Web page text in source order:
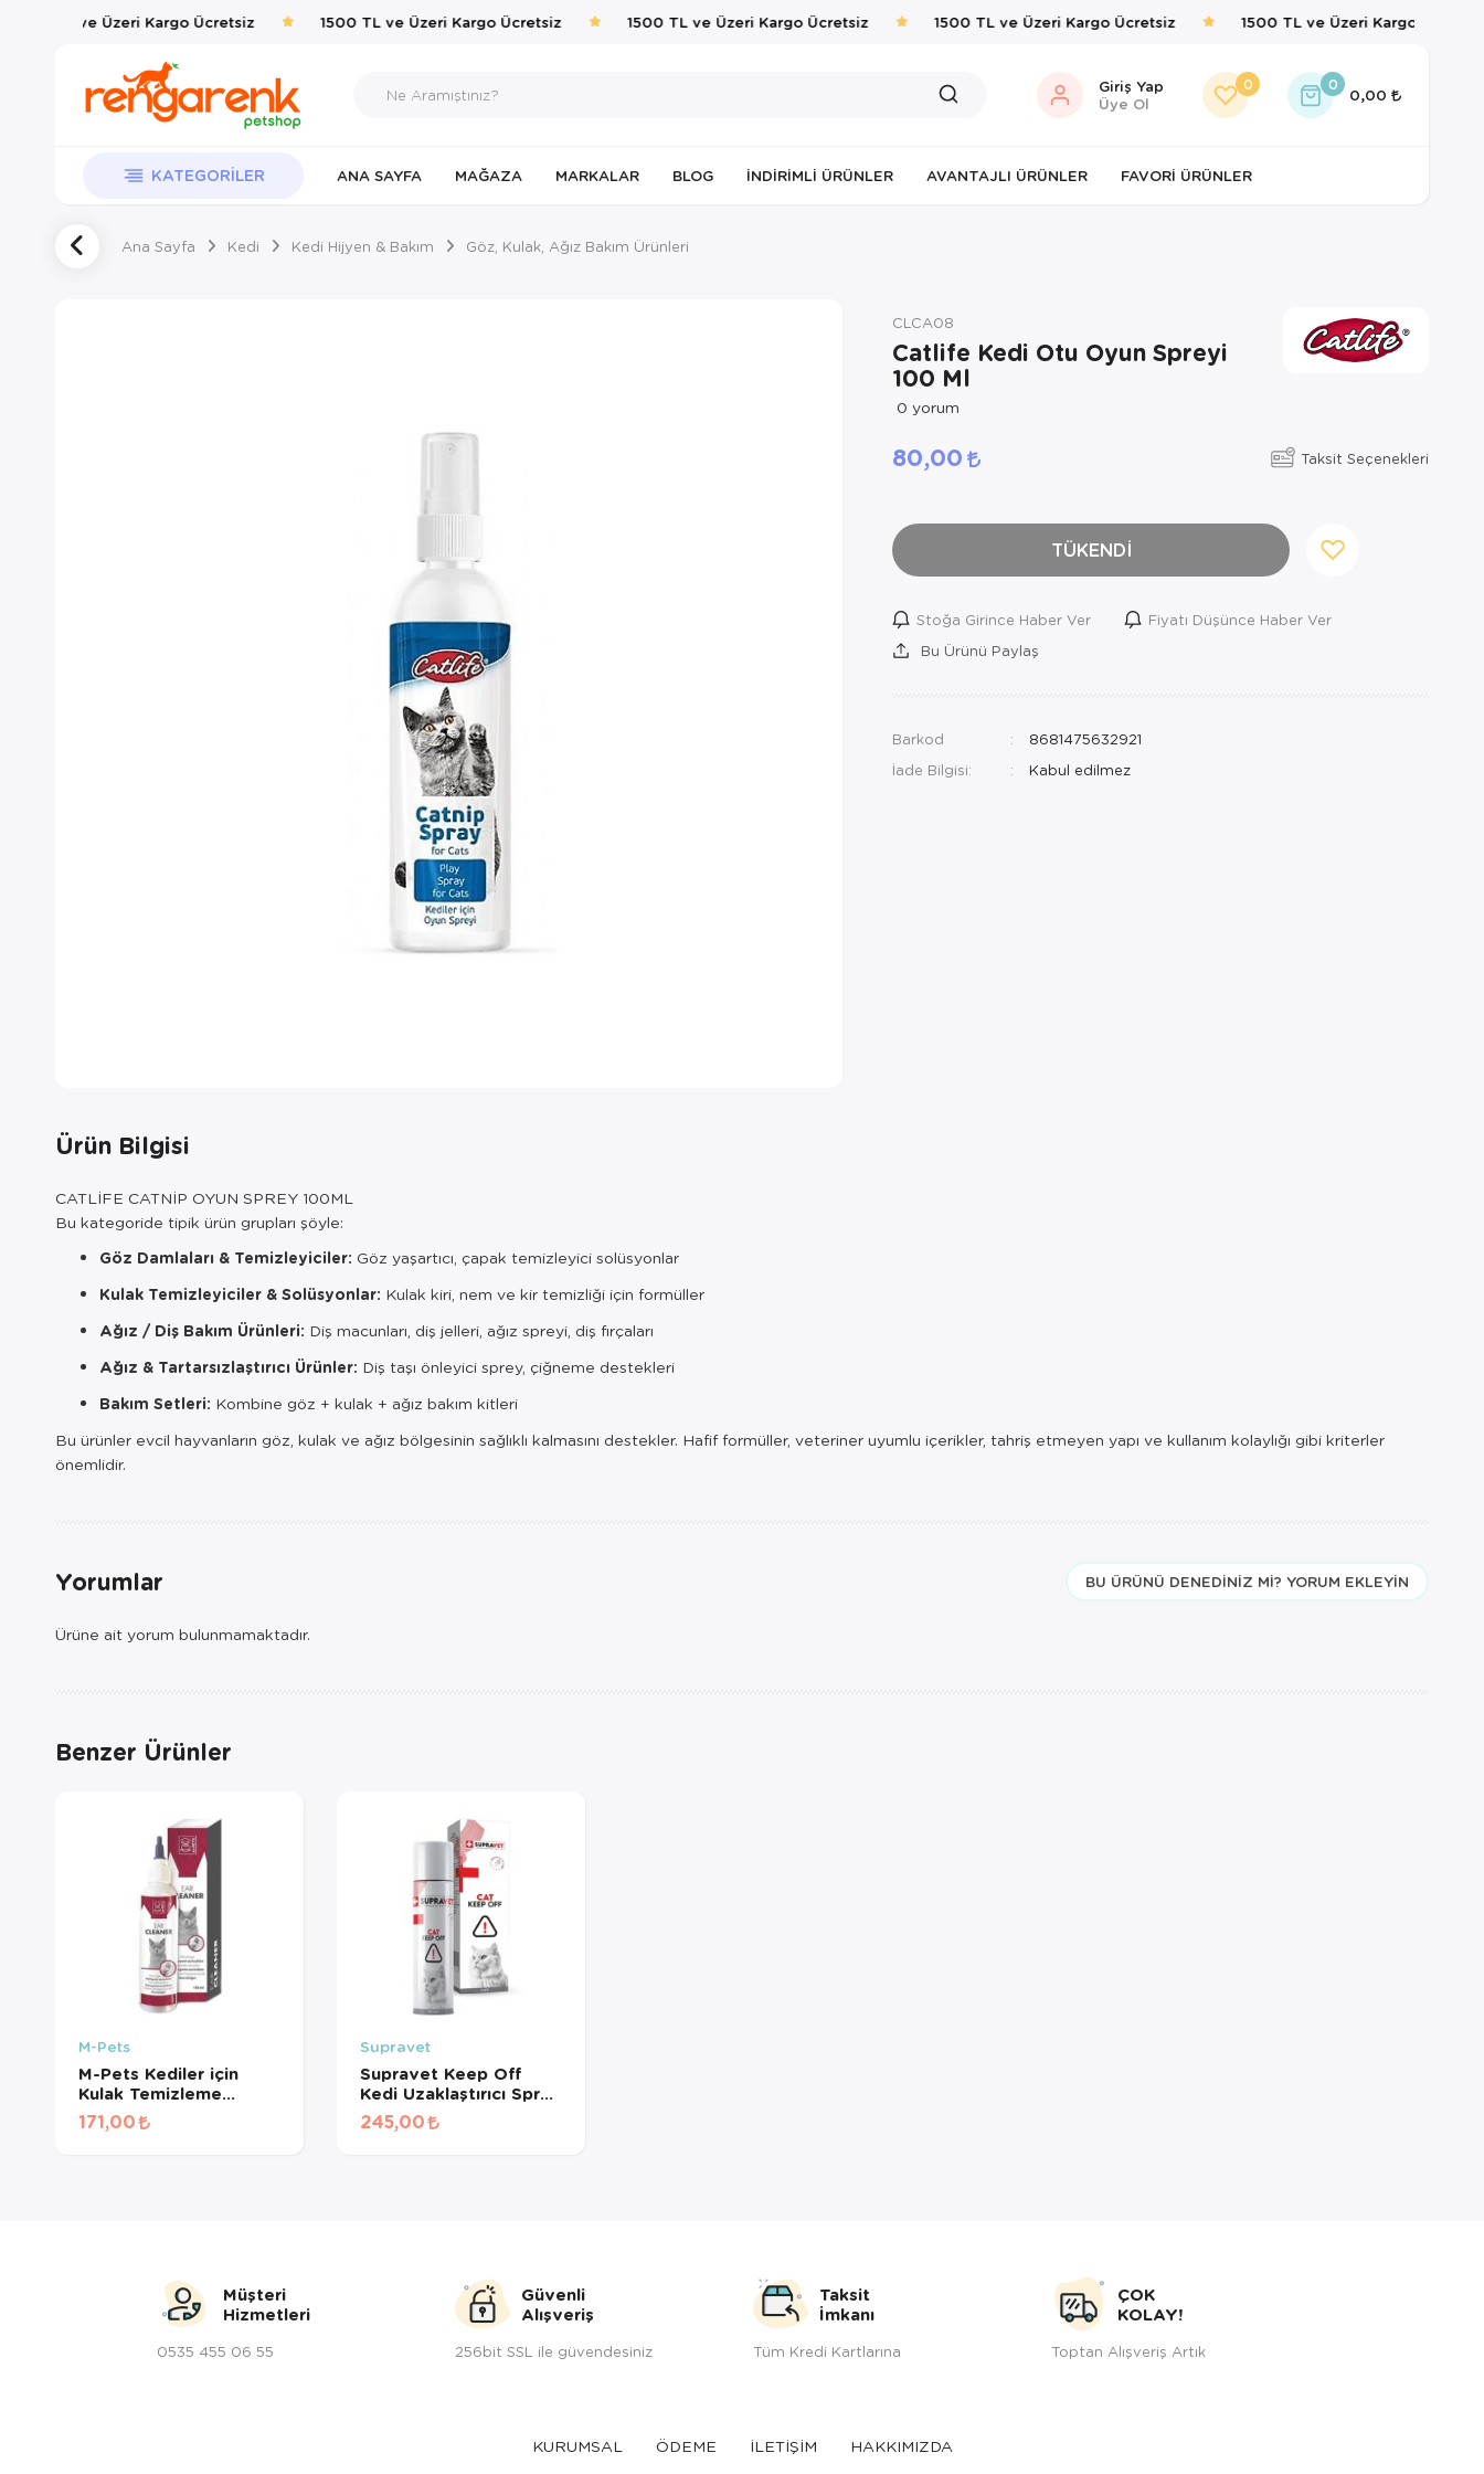
1500 TL ve Üzeri Kargo Ücretsiz 1500 TL ve Üzeri Kargo Ücretsiz 1500 TL ve Üzeri Kargo Ücretsiz 1500 TL ve Üzeri Kargo Ücretsiz 1500 TL ve Üzeri Kargo Ücretsiz
Giriş Yap
Üye Ol
0 0
0,00
KATEGORILER ANA SAYFA MAĞAZA MARKALAR BLOG İNDIRIMLI ÜRÜNLER AVANTAJLI ÜRÜNLER FAVORI ÜRÜNLER
Ana Sayfa Kedi Kedi Hijyen & Bakım Göz, Kulak, Ağız Bakım Ürünleri
CLCA08
Catlife Kedi Otu Oyun Spreyi
100 Ml
0 yorum
80,00 Taksit Seçenekleri
TÜKENDİ
Stoğa Girince Haber Ver
Fiyatı Düşünce Haber Ver
Bu Ürünü Paylaş
Barkod
8681475632921
İade Bilgisi:
Ürün Bilgisi
CATLİFE CATNİP OYUN SPREY 100ML
Bu kategoride tipik ürün grupları şöyle:
Göz Damlaları & Temizleyiciler: Göz yaşartıcı, çapak temizleyici solüsyonlar
Kulak Temizleyiciler & Solüsyonlar: Kulak kiri, nem ve kir temizliği için formüller
Ağız / Diş Bakım Ürünleri: Diş macunları, diş jelleri, ağız spreyi, diş fırçaları
Ağız & Tartarsızlaştırıcı Ürünler: Diş taşı önleyici sprey, çiğneme destekleri
Bakım Setleri: Kombine göz + kulak + ağız bakım kitleri
Bu ürünler evcil hayvanların göz, kulak ve ağız bölgesinin sağlıklı kalmasını destekler. Hafif formüller, veteriner uyumlu içerikler, tahriş etmeyen yapı ve kullanım kolaylığı gibi kriterler
önemlidir.
Yorumlar BU ÜRÜNÜ DENEDINIZ MI? YORUM EKLEYIN
Ürüne ait yorum bulunmamaktadır.
Benzer Ürünler
M-Pets
M-Pets Kediler için
Kulak Temizleme
Solüsyonu 118ml
171,00
Supravet
Supravet Keep Off
Kedi Uzaklaştırıcı Sprey
150 Ml
245,00
Müşteri
Hizmetleri
0535 455 06 55
Güvenli
Alışveriş
256bit SSL ile güvendesiniz
Taksit
İmkanı
Tüm Kredi Kartlarına
ÇOK
KOLAY!
Toptan Alışveriş Artık
KURUMSAL ÖDEME İLETİŞİM HAKKIMIZDA